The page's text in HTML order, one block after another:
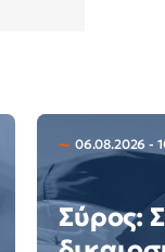
06.08.2026 -
Σύρος: